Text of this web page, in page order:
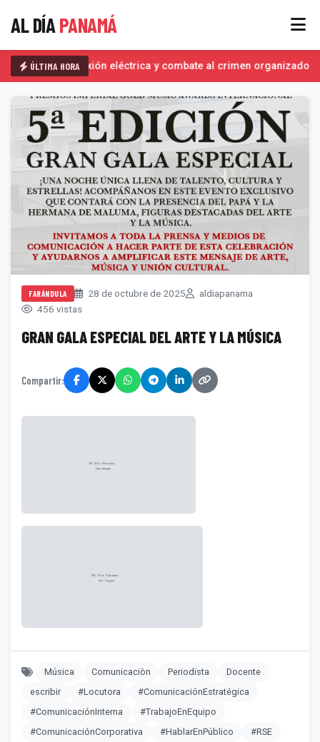
AL DÍAPANAMÁ
ÚLTIMA HORA
Interconexión eléctrica y combate al crimen organizado,
FARÁNDULA 28 de octubre de 2025
aldiapanama
456 vistas
GRAN GALA ESPECIAL DEL ARTE Y LA MÚSICA
Compartir:
Música Comunicaciòn Periodista
Docente
escribir
#Locutora
#ComunicaciónEstratégica
#ComunicaciónInterna
#TrabajoEnEquipo
#ComunicaciónCorporativa
#HablarEnPúblico
#RSE